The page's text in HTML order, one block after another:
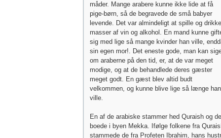
måder. Mange arabere kunne ikke lide at få
pige-børn, så de begravede de små babyer
levende. Det var almindeligt at spille og drikke
masser af vin og alkohol. En mand kunne
sig med lige så mange kvinder han ville,
sin egen mor!. Det eneste gode, man kan
om araberne på den tid, er, at de var meget
modige, og at de behandlede deres gæster
meget godt. En gæst blev altid budt
velkommen, og kunne blive lige så længe han
ville.
En af de arabiske stammer hed Quraish og de
boede i byen Mekka. Ifølge folkene fra
stammede de fra Profeten Ibrahim, hans